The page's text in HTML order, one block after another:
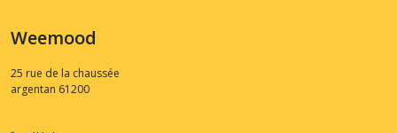
Weemood
25 rue de la chaussée
argentan 61200